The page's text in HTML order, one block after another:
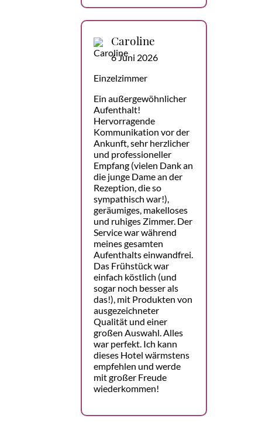
Caroline
6 Juni 2026
Einzelzimmer
Ein außergewöhnlicher
Aufenthalt!
Hervorragende
Kommunikation vor der
Ankunft, sehr herzlicher
und professioneller
Empfang (vielen Dank an
die junge Dame an der
Rezeption, die so
sympathisch war!),
geräumiges, makelloses
und ruhiges Zimmer. Der
Service war während
meines gesamten
Aufenthalts einwandfrei.
Das Frühstück war
einfach köstlich (und
sogar noch besser als
das!), mit Produkten von
ausgezeichneter
Qualität und einer
großen Auswahl. Alles
war perfekt. Ich kann
dieses Hotel wärmstens
empfehlen und werde
mit großer Freude
wiederkommen!